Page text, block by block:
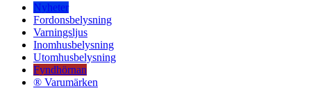
Nyheter
Fordonsbelysning
Varningsljus
Inomhusbelysning
Utomhusbelysning
Fyndhörnan
® Varumärken